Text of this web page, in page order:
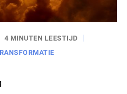
4 MINUTEN LEESTIJD